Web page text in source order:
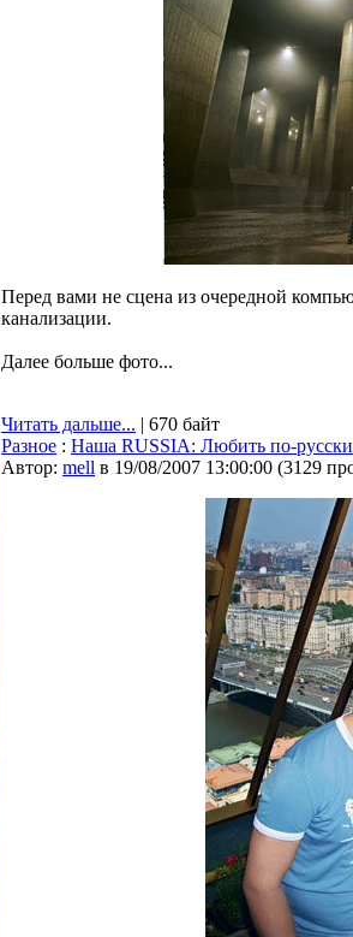
Перед вами не сцена из очередной
канализации.
Далее больше фото...
Читать дальше... | 670 байт
Разное : Наша RUSSIA: Любить по-русски
Автор: mell в 19/08/2007 13:00:00 (3129